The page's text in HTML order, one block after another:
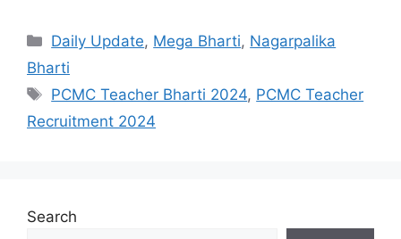
Categories
Daily Update, Mega Bharti, Nagarpalika
Bharti
Tags
PCMC Teacher Bharti 2024, PCMC Teacher
Recruitment 2024
Search